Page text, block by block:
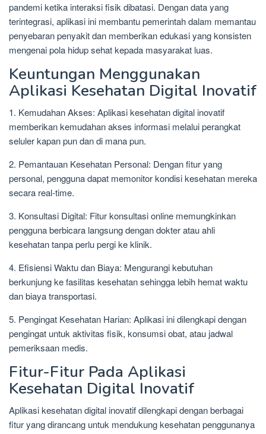
pandemi ketika interaksi fisik dibatasi. Dengan data yang
terintegrasi, aplikasi ini membantu pemerintah dalam memantau
penyebaran penyakit dan memberikan edukasi yang konsisten
mengenai pola hidup sehat kepada masyarakat luas.
Keuntungan Menggunakan
Aplikasi Kesehatan Digital Inovatif
1. Kemudahan Akses: Aplikasi kesehatan digital inovatif
memberikan kemudahan akses informasi melalui perangkat
seluler kapan pun dan di mana pun.
2. Pemantauan Kesehatan Personal: Dengan fitur yang
personal, pengguna dapat memonitor kondisi kesehatan mereka
secara real-time.
3. Konsultasi Digital: Fitur konsultasi online memungkinkan
pengguna berbicara langsung dengan dokter atau ahli
kesehatan tanpa perlu pergi ke klinik.
4. Efisiensi Waktu dan Biaya: Mengurangi kebutuhan
berkunjung ke fasilitas kesehatan sehingga lebih hemat waktu
dan biaya transportasi.
5. Pengingat Kesehatan Harian: Aplikasi ini dilengkapi dengan
pengingat untuk aktivitas fisik, konsumsi obat, atau jadwal
pemeriksaan medis.
Fitur-Fitur Pada Aplikasi
Kesehatan Digital Inovatif
Aplikasi kesehatan digital inovatif dilengkapi dengan berbagai
fitur yang dirancang untuk mendukung kesehatan penggunanya